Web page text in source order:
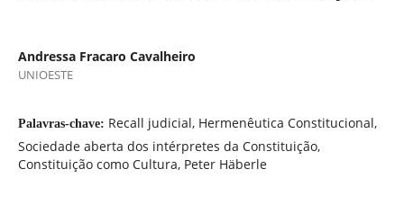
Andressa Fracaro Cavalheiro
UNIOESTE
Palavras-chave: Recall judicial, Hermenêutica Constitucional,
Sociedade aberta dos intérpretes da Constituição,
Constituição como Cultura, Peter Häberle